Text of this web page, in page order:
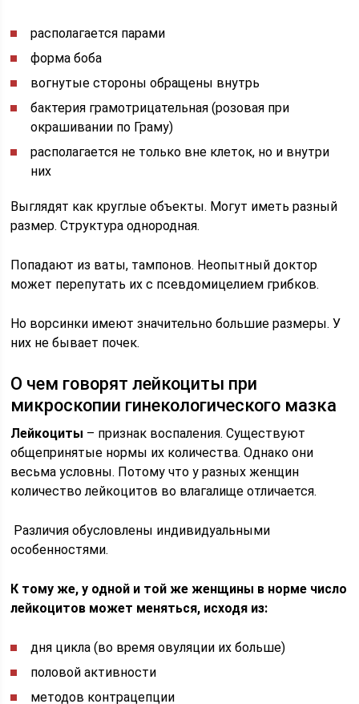
располагается парами
форма боба
вогнутые стороны обращены внутрь
бактерия грамотрицательная (розовая при
окрашивании по Граму)
располагается не только вне клеток, но и внутри
них
Выглядят как круглые объекты. Могут иметь разный
размер. Структура однородная.
Попадают из ваты, тампонов. Неопытный доктор
может перепутать их с псевдомицелием грибков.
Но ворсинки имеют значительно большие размеры. У
них не бывает почек.
О чем говорят лейкоциты при
микроскопии гинекологического мазка
Лейкоциты – признак воспаления. Существуют
общепринятые нормы их количества. Однако они
весьма условны. Потому что у разных женщин
количество лейкоцитов во влагалище отличается.
Различия обусловлены индивидуальными
особенностями.
К тому же, у одной и той же женщины в норме число
лейкоцитов может меняться, исходя из:
дня цикла (во время овуляции их больше)
половой активности
методов контрацепции